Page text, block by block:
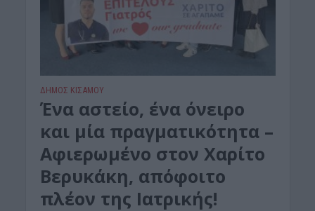
ΔΉΜΟΣ ΚΙΣΆΜΟΥ
Ένα αστείο, ένα όνειρο
και μία πραγματικότητα –
Αφιερωμένο στον Χαρίτο
Βερυκάκη, απόφοιτο
πλέον της Ιατρικής!